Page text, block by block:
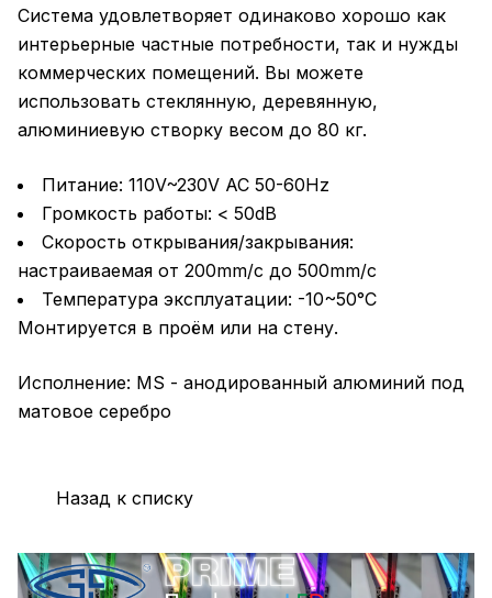
Система удовлетворяет одинаково хорошо как
интерьерные частные потребности, так и нужды
коммерческих помещений. Вы можете
использовать стеклянную, деревянную,
алюминиевую створку весом до 80 кг.
Питание: 110V~230V AC 50-60Hz
Громкость работы: < 50dB
Скорость открывания/закрывания:
настраиваемая от 200mm/с до 500mm/с
Температура эксплуатации: -10~50°C
Монтируется в проём или на стену.
Исполнение: MS - анодированный алюминий под
матовое серебро
Назад к списку